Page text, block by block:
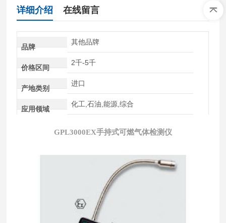
详细介绍 在线留言
品牌
其他品牌
价格区间
2千-5千
产地类别
进口
应用领域
化工,石油,能源,综合
GPL3000EX手持式可燃气体检测仪